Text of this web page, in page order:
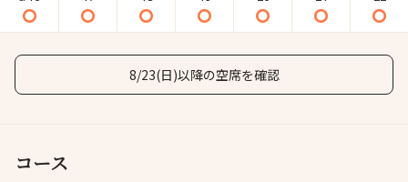
8/23(日)以降の空席を確認
コース